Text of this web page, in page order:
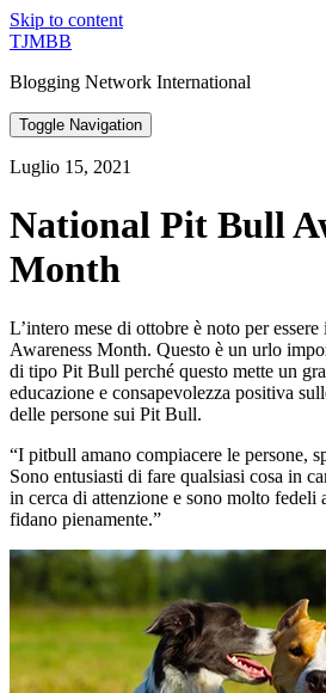
Skip to content
TJMBB
Blogging Network International
Toggle Navigation
Luglio 15, 2021
National Pit Bull
Month
L’intero mese di ottobre è noto per
Awareness Month. Questo è un urlo
di tipo Pit Bull perché questo mette un
educazione e consapevolezza positiva
delle persone sui Pit Bull.
“I pitbull amano compiacere le persone,
Sono entusiasti di fare qualsiasi cosa in
in cerca di attenzione e sono molto fedeli
fidano pienamente.”